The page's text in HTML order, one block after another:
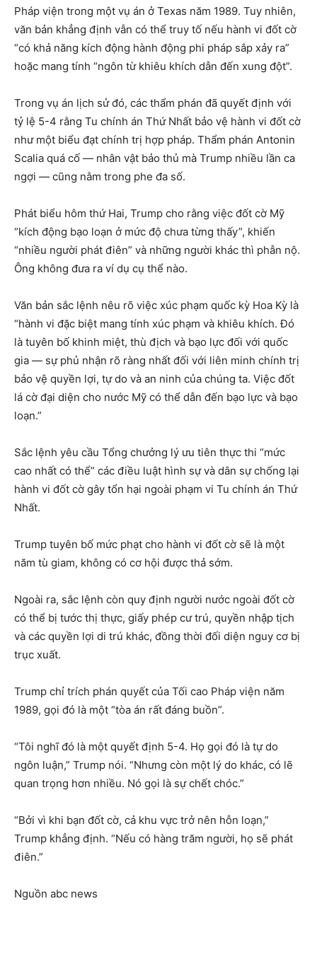
Pháp viện trong một vụ án ở Texas năm 1989. Tuy nhiên,
văn bản khẳng định vẫn có thể truy tố nếu hành vi đốt cờ
“có khả năng kích động hành động phi pháp sắp xảy ra”
hoặc mang tính “ngôn từ khiêu khích dẫn đến xung đột”.
Trong vụ án lịch sử đó, các thẩm phán đã quyết định với
tỷ lệ 5-4 rằng Tu chính án Thứ Nhất bảo vệ hành vi đốt cờ
như một biểu đạt chính trị hợp pháp. Thẩm phán Antonin
Scalia quá cố — nhân vật bảo thủ mà Trump nhiều lần ca
ngợi — cũng nằm trong phe đa số.
Phát biểu hôm thứ Hai, Trump cho rằng việc đốt cờ Mỹ
“kích động bạo loạn ở mức độ chưa từng thấy”, khiến
“nhiều người phát điên” và những người khác thì phẫn nộ.
Ông không đưa ra ví dụ cụ thể nào.
Văn bản sắc lệnh nêu rõ việc xúc phạm quốc kỳ Hoa Kỳ là
“hành vi đặc biệt mang tính xúc phạm và khiêu khích. Đó
là tuyên bố khinh miệt, thù địch và bạo lực đối với quốc
gia — sự phủ nhận rõ ràng nhất đối với liên minh chính trị
bảo vệ quyền lợi, tự do và an ninh của chúng ta. Việc đốt
lá cờ đại diện cho nước Mỹ có thể dẫn đến bạo lực và bạo
loạn.”
Sắc lệnh yêu cầu Tổng chưởng lý ưu tiên thực thi “mức
cao nhất có thể” các điều luật hình sự và dân sự chống lại
hành vi đốt cờ gây tổn hại ngoài phạm vi Tu chính án Thứ
Nhất.
Trump tuyên bố mức phạt cho hành vi đốt cờ sẽ là một
năm tù giam, không có cơ hội được thả sớm.
Ngoài ra, sắc lệnh còn quy định người nước ngoài đốt cờ
có thể bị tước thị thực, giấy phép cư trú, quyền nhập tịch
và các quyền lợi di trú khác, đồng thời đối diện nguy cơ bị
trục xuất.
Trump chỉ trích phán quyết của Tối cao Pháp viện năm
1989, gọi đó là một “tòa án rất đáng buồn”.
“Tôi nghĩ đó là một quyết định 5-4. Họ gọi đó là tự do
ngôn luận,” Trump nói. “Nhưng còn một lý do khác, có lẽ
quan trọng hơn nhiều. Nó gọi là sự chết chóc.”
“Bởi vì khi bạn đốt cờ, cả khu vực trở nên hỗn loạn,”
Trump khẳng định. “Nếu có hàng trăm người, họ sẽ phát
điên.”
Nguồn abc news